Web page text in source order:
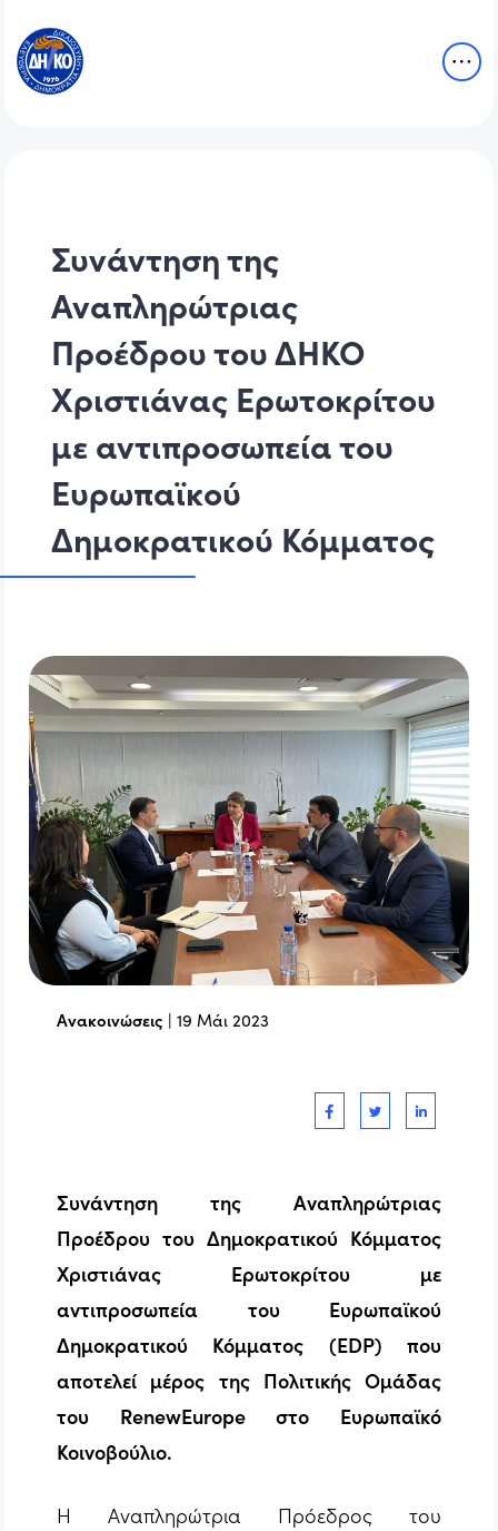
Συνάντηση της
Αναπληρώτριας
Προέδρου του ΔΗΚΟ
Χριστιάνας Ερωτοκρίτου
με αντιπροσωπεία του
Ευρωπαϊκού
Δημοκρατικού Κόμματος
Ανακοινώσεις |19 Μάι 2023
Συνάντηση της Αναπληρώτριας
Προέδρου του Δημοκρατικού Κόμματος
Χριστιάνας Ερωτοκρίτου με
αντιπροσωπεία του Ευρωπαϊκού
Δημοκρατικού Κόμματος (EDP) που
αποτελεί μέρος της Πολιτικής Ομάδας
του RenewEurope στο Ευρωπαϊκό
Κοινοβούλιο.
Η Αναπληρώτρια Πρόεδρος του